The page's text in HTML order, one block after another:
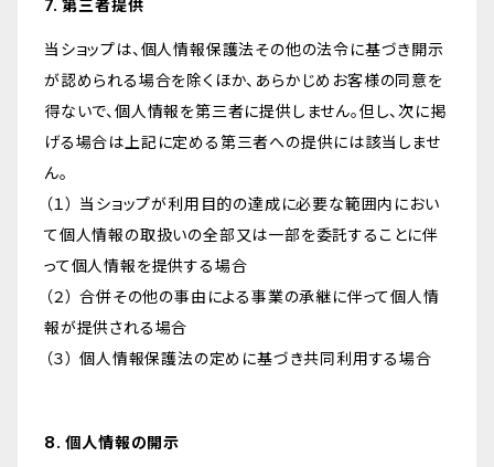
7. 第三者提供
当ショップは、個人情報保護法その他の法令に基づき開示
が認められる場合を除くほか、あらかじめお客様の同意を
得ないで、個人情報を第三者に提供しません。但し、次に掲
げる場合は上記に定める第三者への提供には該当しませ
ん。
（１） 当ショップが利用目的の達成に必要な範囲内におい
て個人情報の取扱いの全部又は一部を委託することに伴
って個人情報を提供する場合
（２） 合併その他の事由による事業の承継に伴って個人情
報が提供される場合
（３） 個人情報保護法の定めに基づき共同利用する場合
8. 個人情報の開示